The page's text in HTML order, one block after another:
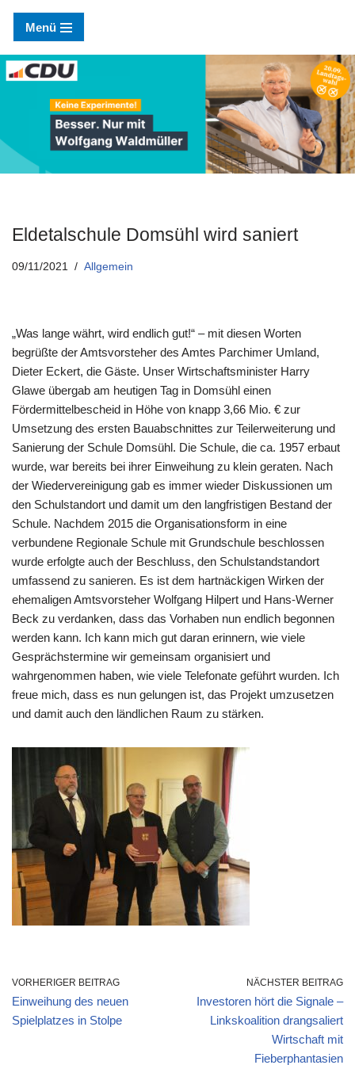
Zum
Inhalt
springen
Menü
Eldetalschule Domsühl wird saniert
09/11/2021 Allgemein
„Was lange währt, wird endlich gut!“ – mit diesen Worten
begrüßte der Amtsvorsteher des Amtes Parchimer Umland,
Dieter Eckert, die Gäste. Unser Wirtschaftsminister Harry
Glawe übergab am heutigen Tag in Domsühl einen
Fördermittelbescheid in Höhe von knapp 3,66 Mio. € zur
Umsetzung des ersten Bauabschnittes zur Teilerweiterung und
Sanierung der Schule Domsühl. Die Schule, die ca. 1957 erbaut
wurde, war bereits bei ihrer Einweihung zu klein geraten. Nach
der Wiedervereinigung gab es immer wieder Diskussionen um
den Schulstandort und damit um den langfristigen Bestand der
Schule. Nachdem 2015 die Organisationsform in eine
verbundene Regionale Schule mit Grundschule beschlossen
wurde erfolgte auch der Beschluss, den Schulstandstandort
umfassend zu sanieren. Es ist dem hartnäckigen Wirken der
ehemaligen Amtsvorsteher Wolfgang Hilpert und Hans-Werner
Beck zu verdanken, dass das Vorhaben nun endlich begonnen
werden kann. Ich kann mich gut daran erinnern, wie viele
Gesprächstermine wir gemeinsam organisiert und
wahrgenommen haben, wie viele Telefonate geführt wurden. Ich
freue mich, dass es nun gelungen ist, das Projekt umzusetzen
und damit auch den ländlichen Raum zu stärken.
VORHERIGER BEITRAG
Einweihung des neuen
Spielplatzes in Stolpe
NÄCHSTER BEITRAG
Investoren hört die Signale –
Linkskoalition drangsaliert
Wirtschaft mit
Fieberphantasien